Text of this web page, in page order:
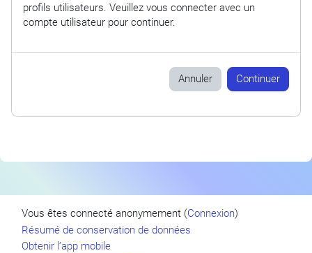
profils utilisateurs. Veuillez vous connecter avec un
compte utilisateur pour continuer.
Annuler Continuer
Vous êtes connecté anonymement (Connexion)
Résumé de conservation de données
Obtenir l’app mobile